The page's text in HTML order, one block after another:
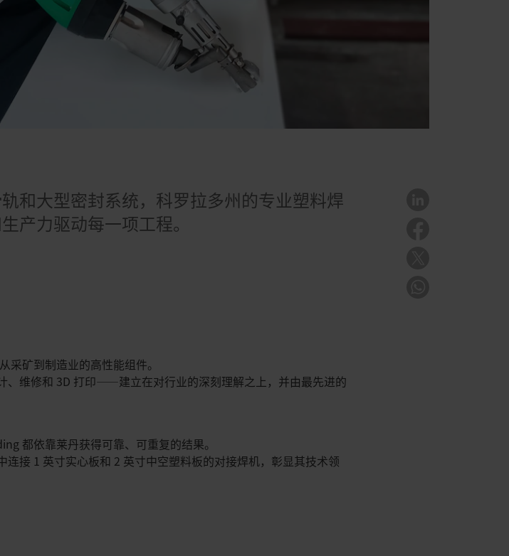
和大型密封系统，科罗拉多州的专业塑料焊
产力驱动每一项工程。
矿到制造业的高性能组件。​
维修和 3D 打印——建立在对行业的深刻理解之上，并由最先进的
都依靠莱丹获得可靠、可重复的结果。​
接 1 英寸实心板和 2 英寸中空塑料板的对接焊机，彰显其技术领